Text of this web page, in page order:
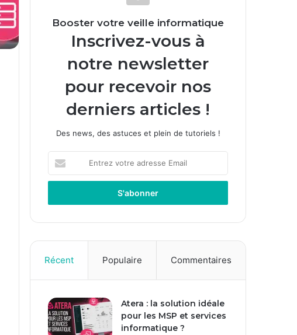
Booster votre veille informatique
Inscrivez-vous à
notre newsletter
pour recevoir nos
derniers articles !
Des news, des astuces et plein de tutoriels !
votre
adresse
Récent Populaire Commentaires
Atera : la solution idéale
pour les MSP et services
informatique ?